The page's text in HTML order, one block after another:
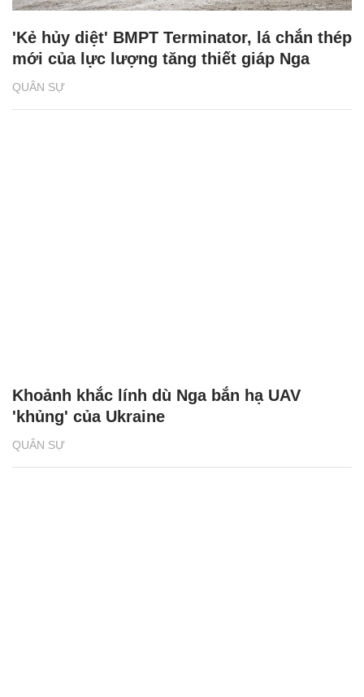
QUÂN SỰ
'Kẻ hủy diệt' BMPT Terminator, lá chắn thép
mới của lực lượng tăng thiết giáp Nga
QUÂN SỰ
Khoảnh khắc lính dù Nga bắn hạ UAV
'khủng' của Ukraine